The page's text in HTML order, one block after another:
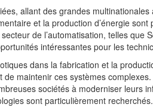
allant des grandes multinationales
et la production d’énergie
de l’automatisation, telles que
intéressantes pour les
dans la fabrication et la
maintenir ces systèmes
sociétés à moderniser leurs
sont particulièrement recherchés.